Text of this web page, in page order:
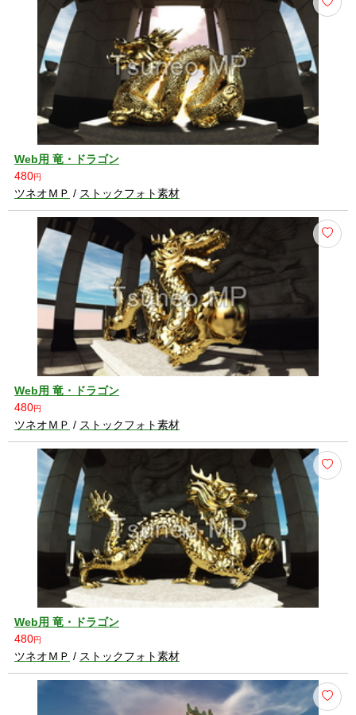
Web用 竜・ドラゴン
480円
ツネオＭＰ / ストックフォト素材
Web用 竜・ドラゴン
480円
ツネオＭＰ / ストックフォト素材
Web用 竜・ドラゴン
480円
ツネオＭＰ / ストックフォト素材